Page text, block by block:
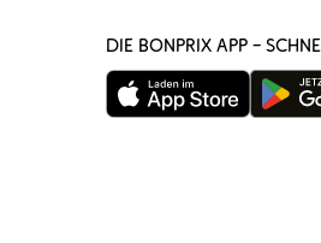
DIE BONPRIX APP –